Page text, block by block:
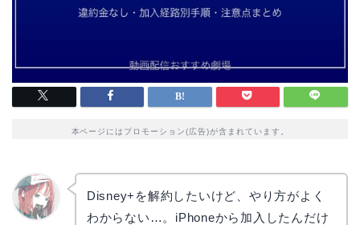
本ページにはプロモーション(広告)が含まれています。
Disney+を解約したいけど、やり方がよく
わからない…。iPhoneから加入したんだけ